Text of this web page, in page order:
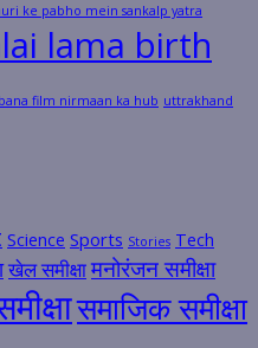
ke pabho mein sankalp yatra
lama birth
film nirmaan ka hub uttrakhand
Science Sports Stories Tech
खेल समीक्षामनोरंजन समीक्षा
समाजिक समीक्षा